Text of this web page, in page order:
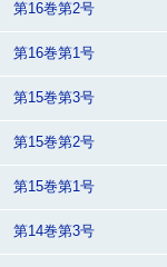
第16巻第2号
第16巻第1号
第15巻第3号
第15巻第2号
第15巻第1号
第14巻第3号